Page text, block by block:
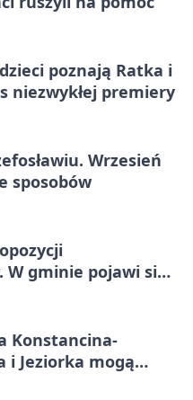
poznają Ratka i
niezwykłej premiery
Wrzesień
sposobów
W gminie pojawi się
Konstancina-
i Jeziorka mogą